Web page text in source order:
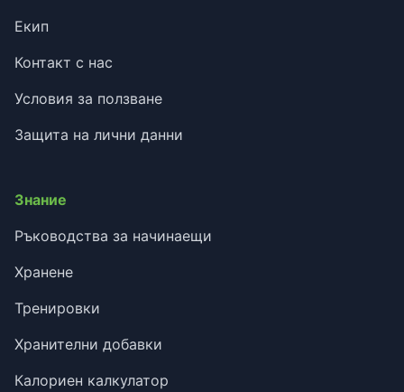
Екип
Контакт с нас
Условия за ползване
Защита на лични данни
Знание
Ръководства за начинаещи
Хранене
Тренировки
Хранителни добавки
Калориен калкулатор